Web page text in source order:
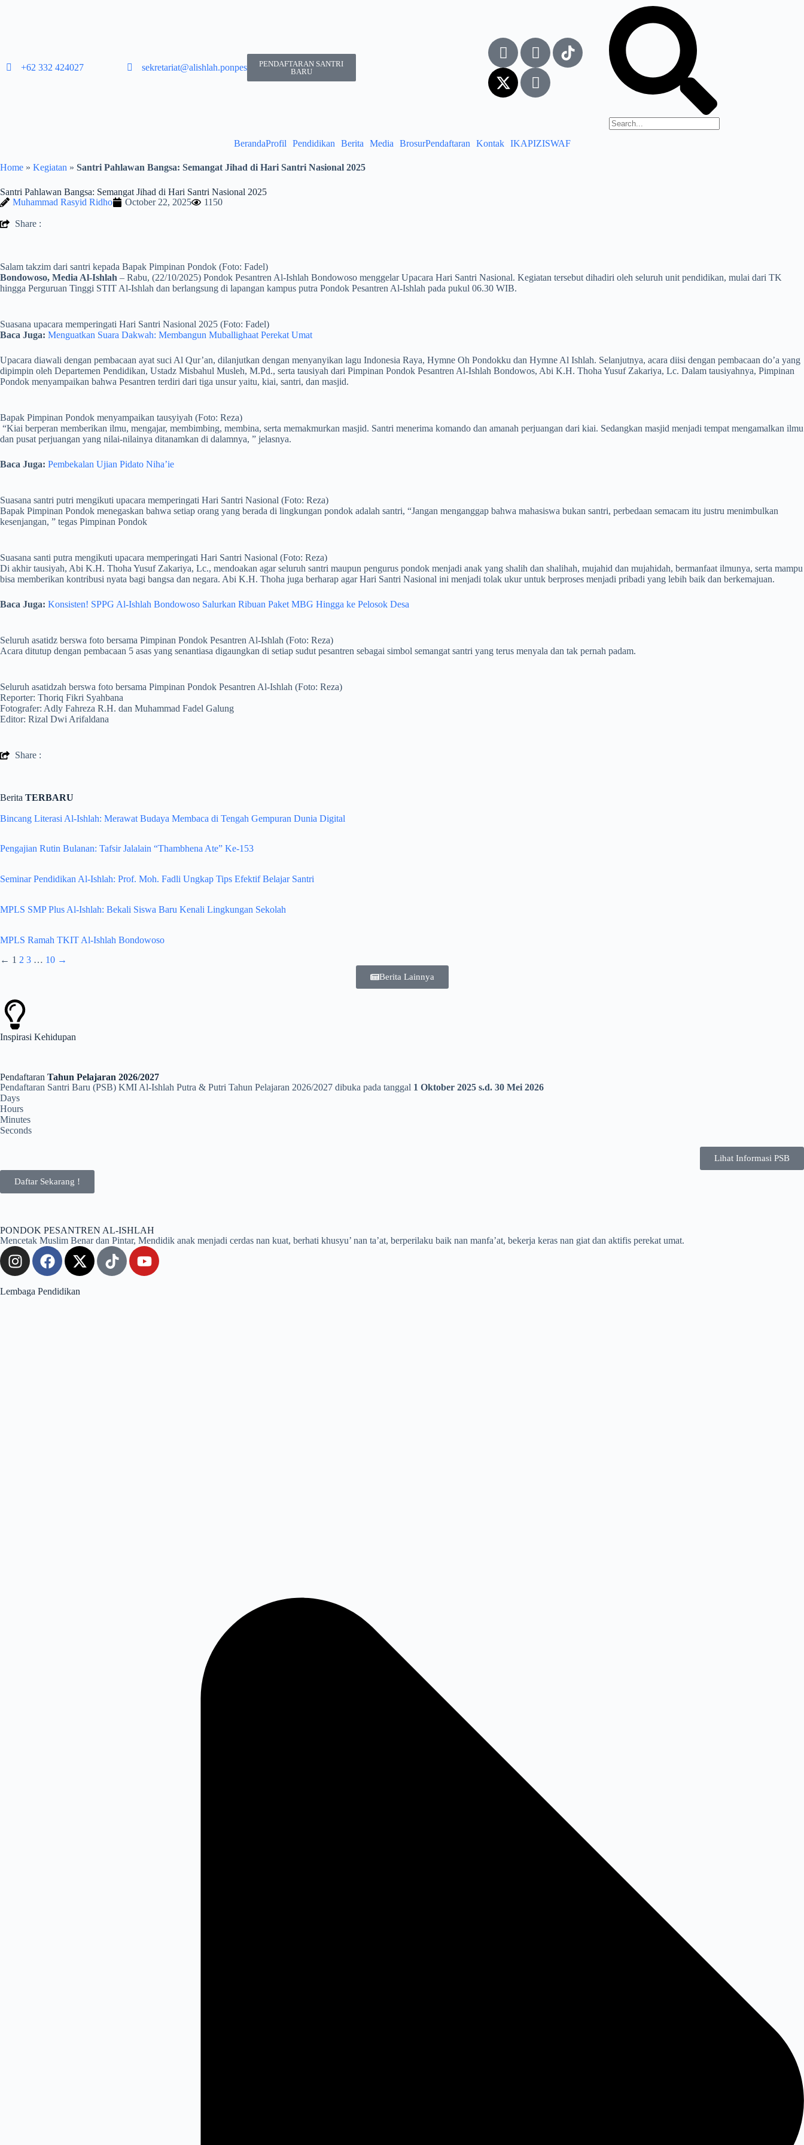
+62 332 424027​ sekretariat@alishlah.ponpes.id​
PENDAFTARAN SANTRI
BARU
BerandaProfil Pendidikan Berita Media BrosurPendaftaran Kontak IKAPIZISWAF
Home » Kegiatan » Santri Pahlawan Bangsa: Semangat Jihad di Hari Santri Nasional 2025
Santri Pahlawan Bangsa: Semangat Jihad di Hari Santri Nasional 2025
Muhammad Rasyid Ridho
October 22, 2025 1150
Share :
Salam takzim dari santri kepada Bapak Pimpinan Pondok (Foto: Fadel)
Bondowoso, Media Al-Ishlah – Rabu, (22/10/2025) Pondok Pesantren Al-Ishlah Bondowoso menggelar Upacara Hari Santri Nasional. Kegiatan tersebut dihadiri oleh seluruh unit pendidikan, mulai dari TK
hingga Perguruan Tinggi STIT Al-Ishlah dan berlangsung di lapangan kampus putra Pondok Pesantren Al-Ishlah pada pukul 06.30 WIB.
Suasana upacara memperingati Hari Santri Nasional 2025 (Foto: Fadel)
Baca Juga: Menguatkan Suara Dakwah: Membangun Muballighaat Perekat Umat
Upacara diawali dengan pembacaan ayat suci Al Qur’an, dilanjutkan dengan menyanyikan lagu Indonesia Raya, Hymne Oh Pondokku dan Hymne Al Ishlah. Selanjutnya, acara diisi dengan pembacaan do’a yang
dipimpin oleh Departemen Pendidikan, Ustadz Misbahul Musleh, M.Pd., serta tausiyah dari Pimpinan Pondok Pesantren Al-Ishlah Bondowos, Abi K.H. Thoha Yusuf Zakariya, Lc. Dalam tausiyahnya, Pimpinan
Pondok menyampaikan bahwa Pesantren terdiri dari tiga unsur yaitu, kiai, santri, dan masjid.
Bapak Pimpinan Pondok menyampaikan tausyiyah (Foto: Reza)
“Kiai berperan memberikan ilmu, mengajar, membimbing, membina, serta memakmurkan masjid. Santri menerima komando dan amanah perjuangan dari kiai. Sedangkan masjid menjadi tempat mengamalkan ilmu
dan pusat perjuangan yang nilai-nilainya ditanamkan di dalamnya, ” jelasnya.
Baca Juga: Pembekalan Ujian Pidato Niha’ie
Suasana santri putri mengikuti upacara memperingati Hari Santri Nasional (Foto: Reza)
Bapak Pimpinan Pondok menegaskan bahwa setiap orang yang berada di lingkungan pondok adalah santri, “Jangan menganggap bahwa mahasiswa bukan santri, perbedaan semacam itu justru menimbulkan
kesenjangan, ” tegas Pimpinan Pondok
Suasana santi putra mengikuti upacara memperingati Hari Santri Nasional (Foto: Reza)
Di akhir tausiyah, Abi K.H. Thoha Yusuf Zakariya, Lc., mendoakan agar seluruh santri maupun pengurus pondok menjadi anak yang shalih dan shalihah, mujahid dan mujahidah, bermanfaat ilmunya, serta mampu
bisa memberikan kontribusi nyata bagi bangsa dan negara. Abi K.H. Thoha juga berharap agar Hari Santri Nasional ini menjadi tolak ukur untuk berproses menjadi pribadi yang lebih baik dan berkemajuan.
Baca Juga: Konsisten! SPPG Al-Ishlah Bondowoso Salurkan Ribuan Paket MBG Hingga ke Pelosok Desa
Seluruh asatidz berswa foto bersama Pimpinan Pondok Pesantren Al-Ishlah (Foto: Reza)
Acara ditutup dengan pembacaan 5 asas yang senantiasa digaungkan di setiap sudut pesantren sebagai simbol semangat santri yang terus menyala dan tak pernah padam.
Seluruh asatidzah berswa foto bersama Pimpinan Pondok Pesantren Al-Ishlah (Foto: Reza)
Reporter: Thoriq Fikri Syahbana
Fotografer: Adly Fahreza R.H. dan Muhammad Fadel Galung
Editor: Rizal Dwi Arifaldana
Share :
Berita TERBARU
Bincang Literasi Al-Ishlah: Merawat Budaya Membaca di Tengah Gempuran Dunia Digital
Pengajian Rutin Bulanan: Tafsir Jalalain “Thambhena Ate” Ke-153
Seminar Pendidikan Al-Ishlah: Prof. Moh. Fadli Ungkap Tips Efektif Belajar Santri
MPLS SMP Plus Al-Ishlah: Bekali Siswa Baru Kenali Lingkungan Sekolah
MPLS Ramah TKIT Al-Ishlah Bondowoso
← 1 2 3 … 10 →
Berita Lainnya
Inspirasi Kehidupan
Pendaftaran Tahun Pelajaran 2026/2027
Pendaftaran Santri Baru (PSB) KMI Al-Ishlah Putra & Putri Tahun Pelajaran 2026/2027 dibuka pada tanggal 1 Oktober 2025 s.d. 30 Mei 2026
Days
Hours
Minutes
Seconds
Lihat Informasi PSB
Daftar Sekarang !
PONDOK PESANTREN AL-ISHLAH
Mencetak Muslim Benar dan Pintar, Mendidik anak menjadi cerdas nan kuat, berhati khusyu’ nan ta’at, berperilaku baik nan manfa’at, bekerja keras nan giat dan aktifis perekat umat.
Lembaga Pendidikan